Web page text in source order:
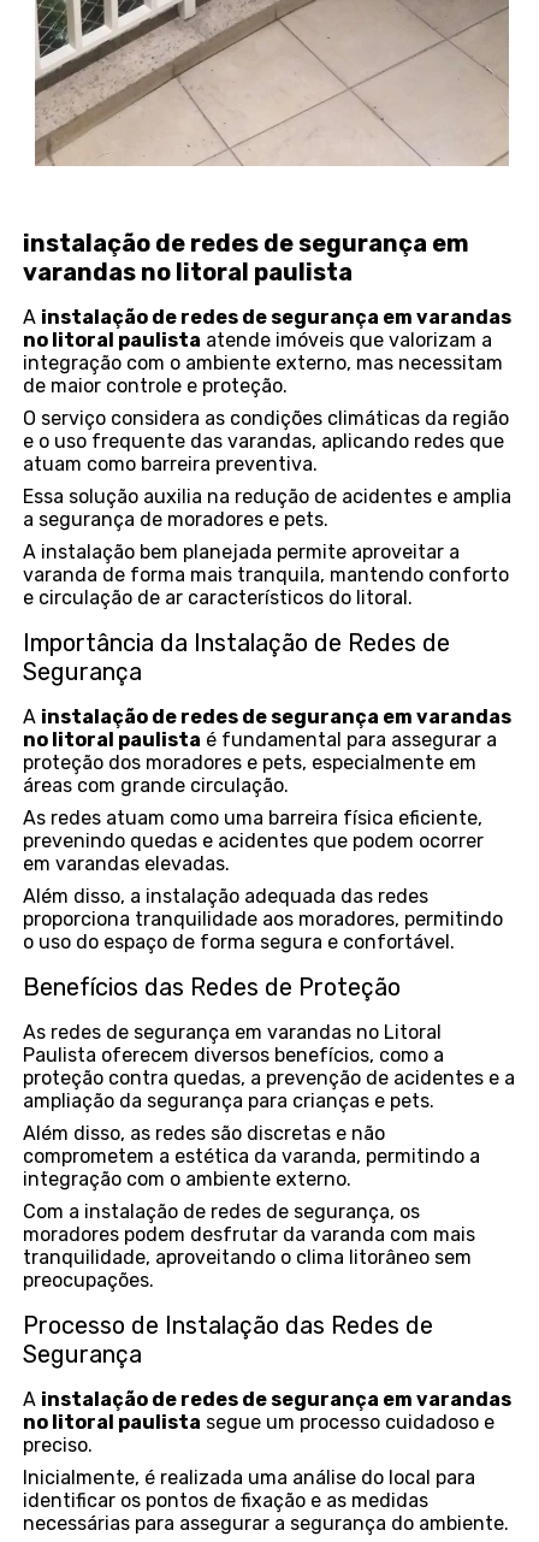
instalação de redes de segurança em
varandas no litoral paulista
A instalação de redes de segurança em varandas
no litoral paulista atende imóveis que valorizam a
integração com o ambiente externo, mas necessitam
de maior controle e proteção.
O serviço considera as condições climáticas da região
e o uso frequente das varandas, aplicando redes que
atuam como barreira preventiva.
Essa solução auxilia na redução de acidentes e amplia
a segurança de moradores e pets.
A instalação bem planejada permite aproveitar a
varanda de forma mais tranquila, mantendo conforto
e circulação de ar característicos do litoral.
Importância da Instalação de Redes de
Segurança
A instalação de redes de segurança em varandas
no litoral paulista é fundamental para assegurar a
proteção dos moradores e pets, especialmente em
áreas com grande circulação.
As redes atuam como uma barreira física eficiente,
prevenindo quedas e acidentes que podem ocorrer
em varandas elevadas.
Além disso, a instalação adequada das redes
proporciona tranquilidade aos moradores, permitindo
o uso do espaço de forma segura e confortável.
Benefícios das Redes de Proteção
As redes de segurança em varandas no Litoral
Paulista oferecem diversos benefícios, como a
proteção contra quedas, a prevenção de acidentes e a
ampliação da segurança para crianças e pets.
Além disso, as redes são discretas e não
comprometem a estética da varanda, permitindo a
integração com o ambiente externo.
Com a instalação de redes de segurança, os
moradores podem desfrutar da varanda com mais
tranquilidade, aproveitando o clima litorâneo sem
preocupações.
Processo de Instalação das Redes de
Segurança
A instalação de redes de segurança em varandas
no litoral paulista segue um processo cuidadoso e
preciso.
Inicialmente, é realizada uma análise do local para
identificar os pontos de fixação e as medidas
necessárias para assegurar a segurança do ambiente.